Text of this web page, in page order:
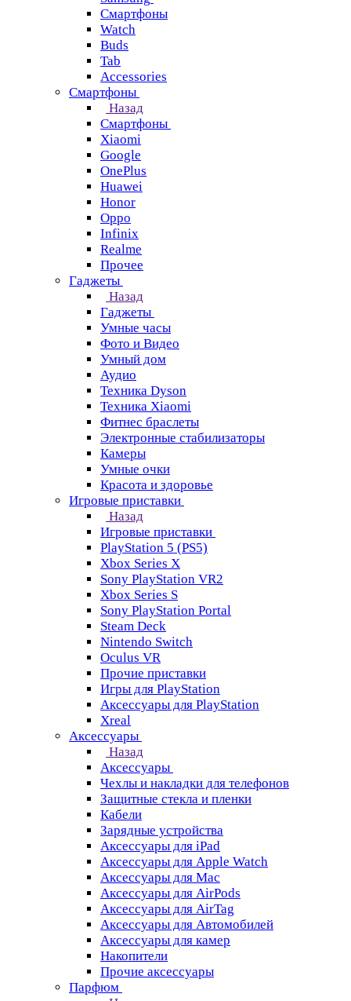
Смартфоны
Watch
Buds
Tab
Accessories
Смартфоны
Назад
Смартфоны
Xiaomi
Google
OnePlus
Huawei
Honor
Oppo
Infinix
Realme
Прочее
Гаджеты
Назад
Гаджеты
Умные часы
Фото и Видео
Умный дом
Аудио
Техника Dyson
Техника Xiaomi
Фитнес браслеты
Электронные стабилизаторы
Камеры
Умные очки
Красота и здоровье
Игровые приставки
Назад
Игровые приставки
PlayStation 5 (PS5)
Xbox Series X
Sony PlayStation VR2
Xbox Series S
Sony PlayStation Portal
Steam Deck
Nintendo Switch
Oculus VR
Прочие приставки
Игры для PlayStation
Аксессуары для PlayStation
Xreal
Аксессуары
Назад
Аксессуары
Чехлы и накладки для телефонов
Защитные стекла и пленки
Кабели
Зарядные устройства
Аксессуары для iPad
Аксессуары для Apple Watch
Аксессуары для Mac
Аксессуары для AirPods
Аксессуары для AirTag
Аксессуары для Автомобилей
Аксессуары для камер
Накопители
Прочие аксессуары
Парфюм